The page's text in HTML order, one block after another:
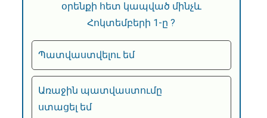
օրենքի հետ կապված մինչև
Հոկտեմբերի 1-ը ?
Պատվաստվելու եմ
Առաջին պատվաստումը
ստացել եմ